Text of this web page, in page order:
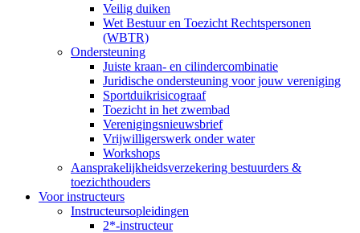
Veilig duiken
Wet Bestuur en Toezicht Rechtspersonen
(WBTR)
Ondersteuning
Juiste kraan- en cilindercombinatie
Juridische ondersteuning voor jouw vereniging
Sportduikrisicograaf
Toezicht in het zwembad
Verenigingsnieuwsbrief
Vrijwilligerswerk onder water
Workshops
Aansprakelijkheidsverzekering bestuurders &
toezichthouders
Voor instructeurs
Instructeursopleidingen
2*-instructeur